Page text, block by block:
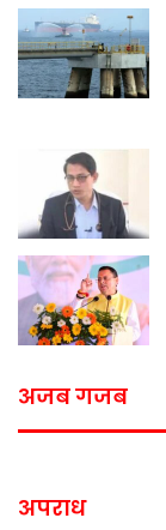
अजब गजब
अपराध